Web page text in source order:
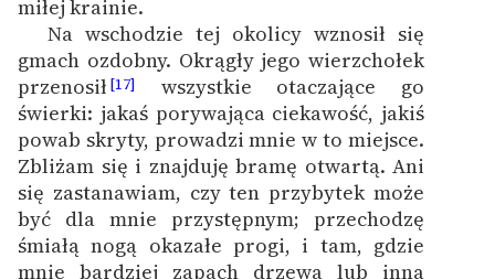
miłej krainie.
Na wschodzie tej okolicy wznosił się
gmach ozdobny. Okrągły jego wierzchołek
przenosił [17]
wszystkie otaczające go
świerki: jakaś porywająca ciekawość, jakiś
powab skryty, prowadzi mnie w to miejsce.
Zbliżam się i znajduję bramę otwartą. Ani
się zastanawiam, czy ten przybytek może
być dla mnie przystępnym; przechodzę
śmiałą nogą okazałe progi, i tam, gdzie
mnie bardziej zapach drzewa lub inna